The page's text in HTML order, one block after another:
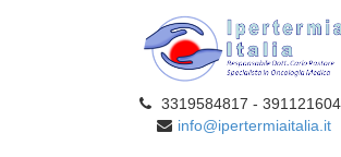
3319584817 -
info@ipertermiaitalia.it